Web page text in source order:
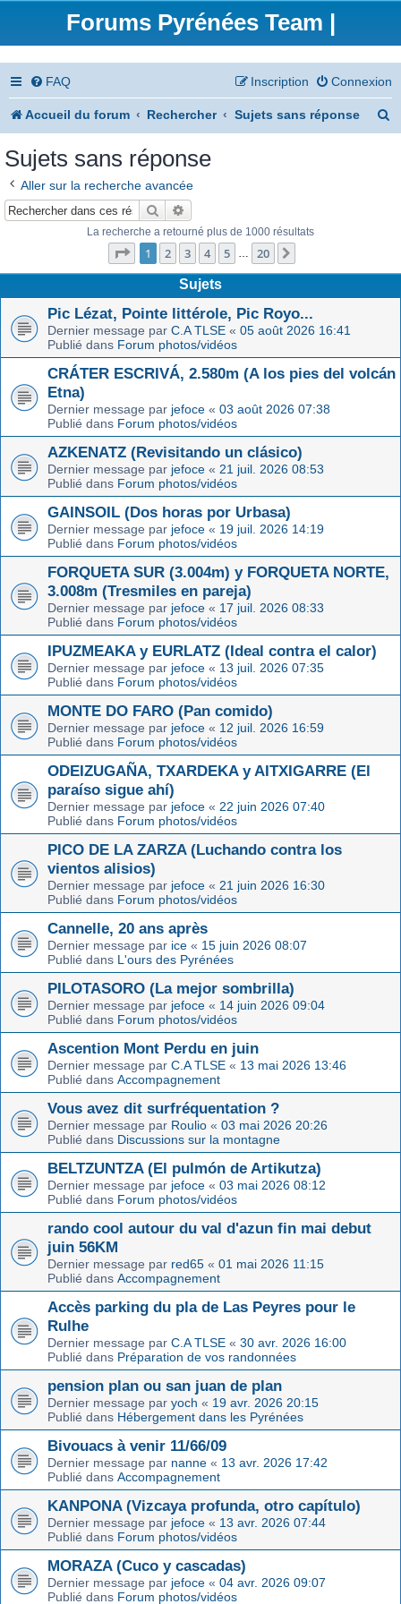
Forums Pyrénées Team |
FAQ Connexion
Inscription
Accueil du forum Rechercher Sujets sans réponse
Sujets sans réponse
Aller sur la recherche avancée
Rechercher
La recherche a retourné plus de 1000 résultats
Page 1sur20
1 2 3 4 5 … 20
Sujets
Pic Lézat, Pointe littérole, Pic Royo...
Dernier message par C.A TLSE « 05 août 2026 16:41
Publié dans Forum photos/vidéos
CRÁTER ESCRIVÁ, 2.580m (A los pies del volcán
Etna)
Dernier message par jefoce « 03 août 2026 07:38
Publié dans Forum photos/vidéos
AZKENATZ (Revisitando un clásico)
Dernier message par jefoce « 21 juil. 2026 08:53
Publié dans Forum photos/vidéos
GAINSOIL (Dos horas por Urbasa)
Dernier message par jefoce « 19 juil. 2026 14:19
Publié dans Forum photos/vidéos
FORQUETA SUR (3.004m) y FORQUETA NORTE,
3.008m (Tresmiles en pareja)
Dernier message par jefoce « 17 juil. 2026 08:33
Publié dans Forum photos/vidéos
IPUZMEAKA y EURLATZ (Ideal contra el calor)
Dernier message par jefoce « 13 juil. 2026 07:35
Publié dans Forum photos/vidéos
MONTE DO FARO (Pan comido)
Dernier message par jefoce « 12 juil. 2026 16:59
Publié dans Forum photos/vidéos
ODEIZUGAÑA, TXARDEKA y AITXIGARRE (El
paraíso sigue ahí)
Dernier message par jefoce « 22 juin 2026 07:40
Publié dans Forum photos/vidéos
PICO DE LA ZARZA (Luchando contra los
vientos alisios)
Dernier message par jefoce « 21 juin 2026 16:30
Publié dans Forum photos/vidéos
Cannelle, 20 ans après
Dernier message par ice « 15 juin 2026 08:07
Publié dans L'ours des Pyrénées
PILOTASORO (La mejor sombrilla)
Dernier message par jefoce « 14 juin 2026 09:04
Publié dans Forum photos/vidéos
Ascention Mont Perdu en juin
Dernier message par C.A TLSE « 13 mai 2026 13:46
Publié dans Accompagnement
Vous avez dit surfréquentation ?
Dernier message par Roulio « 03 mai 2026 20:26
Publié dans Discussions sur la montagne
BELTZUNTZA (El pulmón de Artikutza)
Dernier message par jefoce « 03 mai 2026 08:12
Publié dans Forum photos/vidéos
rando cool autour du val d'azun fin mai debut
juin 56KM
Dernier message par red65 « 01 mai 2026 11:15
Publié dans Accompagnement
Accès parking du pla de Las Peyres pour le
Rulhe
Dernier message par C.A TLSE « 30 avr. 2026 16:00
Publié dans Préparation de vos randonnées
pension plan ou san juan de plan
Dernier message par yoch « 19 avr. 2026 20:15
Publié dans Hébergement dans les Pyrénées
Bivouacs à venir 11/66/09
Dernier message par nanne « 13 avr. 2026 17:42
Publié dans Accompagnement
KANPONA (Vizcaya profunda, otro capítulo)
Dernier message par jefoce « 13 avr. 2026 07:44
Publié dans Forum photos/vidéos
MORAZA (Cuco y cascadas)
Dernier message par jefoce « 04 avr. 2026 09:07
Publié dans Forum photos/vidéos